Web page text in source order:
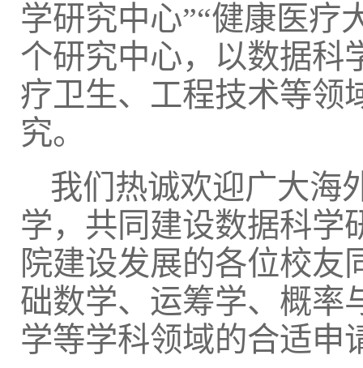
学研究中心”“健康医疗
个研究中心，以数据科
疗卫生、工程技术等领
究。
我们热诚欢迎广大海
学，共同建设数据科学
院建设发展的各位校友
础数学、运筹学、概率
学等学科领域的合适申